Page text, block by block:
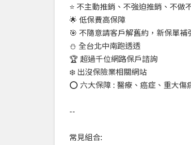
⭐ 不主動推銷、不強迫推銷、不做
🌟 低保費高保障
🎯 不隨意請客戶解舊約，新保單補
⛄ 全台北中南跑透透
🏆 超過千位網路保戶諮詢
❄️ 出沒保險業相關網站
⭕ 六大保障 : 醫療、癌症、重大
--
常見組合: